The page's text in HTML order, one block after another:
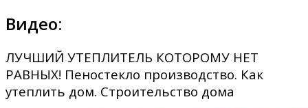
Видео:
ЛУЧШИЙ УТЕПЛИТЕЛЬ КОТОРОМУ НЕТ
РАВНЫХ! Пеностекло производство. Как
утеплить дом. Строительство дома